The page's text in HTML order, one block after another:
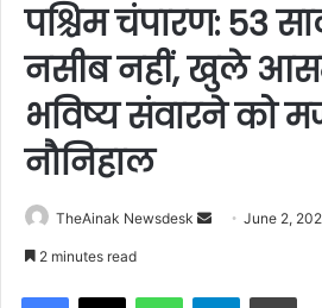
पश्चिम चंपारण: 53
नसीब नहीं, खुले
भविष्य संवारने को
नौनिहाल
TheAinak Newsdesk June 2,
2 minutes read
Telegram